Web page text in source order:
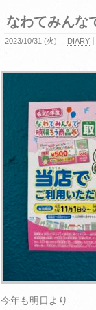
なわてみんな
2023/10/31 (火) DIARY
今年も明日より